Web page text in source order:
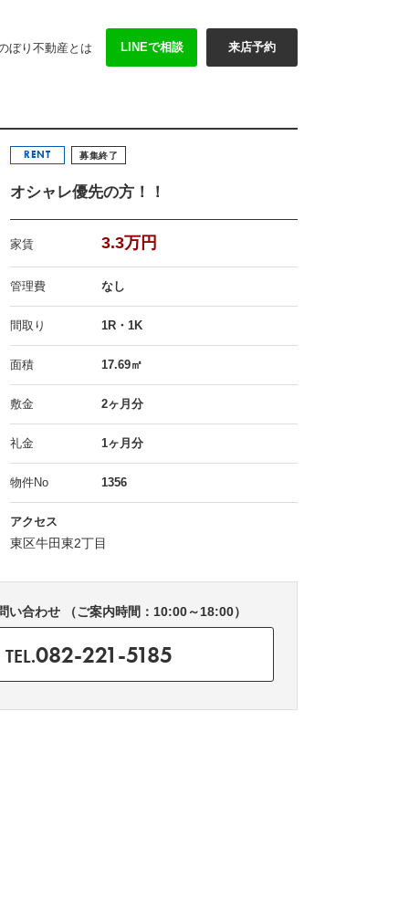
ぼり不動産とは LINEで相談 来店予約
RENT 募集終了
オシャレ優先の方！！
家賃 3.3万円
管理費 なし
間取り 1R・1K
面積 17.69㎡
敷金 2ヶ月分
礼金 1ヶ月分
物件No 1356
アクセス
東区牛田東2丁目
い合わせ （ご案内時間：10:00～18:00）
TEL.082-221-5185